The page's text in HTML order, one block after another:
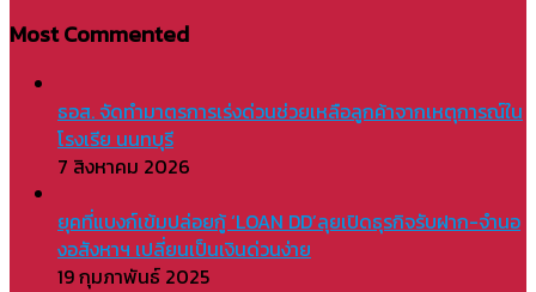
Most Commented
ธอส. จัดทำมาตรการเร่งด่วนช่วยเหลือลูกค้าจากเหตุการณ์ใน
โรงเรีย นนทบุรี
7 สิงหาคม 2026
ยุคที่แบงก์เข้มปล่อยกู้ ‘LOAN DD’ลุยเปิดธุรกิจรับฝาก-จำนอ
งอสังหาฯ เปลี่ยนเป็นเงินด่วนง่าย
19 กุมภาพันธ์ 2025